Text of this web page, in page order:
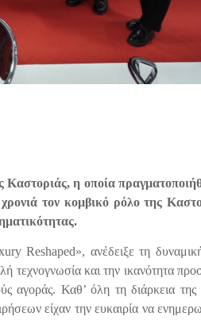
Καστοριάς, η οποία
τον κομβικό ρόλο της
Reshaped», ανέδειξε τη
τεχνογνωσία και την ικανότητα
αγοράς. Καθ’ όλη τη διάρκεια της
είχαν την ευκαιρία να